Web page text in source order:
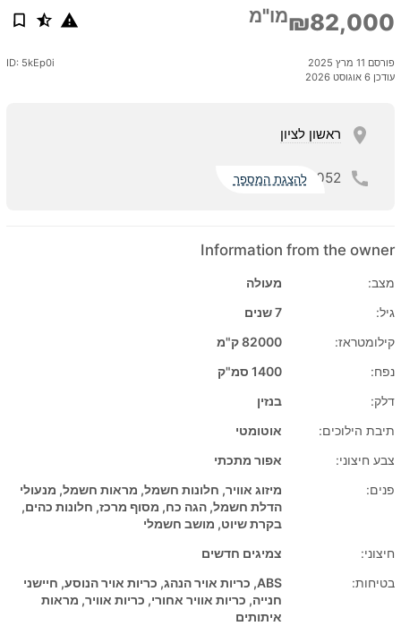
₪82,000מו"מ
פורסם 11 מרץ 2025
עודכן 6 אוגוסט 2026
ID: 5kEp0i
ראשון לציון
052 להצגת המספר
Information from the owner
מצב:
מעולה
גיל:
7 שנים
קילומטראז:
82000 ק"מ
נפח:
1400 סמ"ק
דלק:
בנזין
תיבת הילוכים:
אוטומטי
צבע חיצוני:
אפור מתכתי
פנים:
מיזוג אוויר, חלונות חשמל, מראות חשמל, מנעולי
הדלת חשמל, הגה כח, מסוף מרכז, חלונות כהים,
בקרת שיוט, מושב חשמלי
חיצוני:
צמיגים חדשים
בטיחות:
ABS, כריות אויר הנהג, כריות אויר הנוסע, חיישני
חנייה, כריות אוויר אחורי, כריות אוויר, מראות
איתותים